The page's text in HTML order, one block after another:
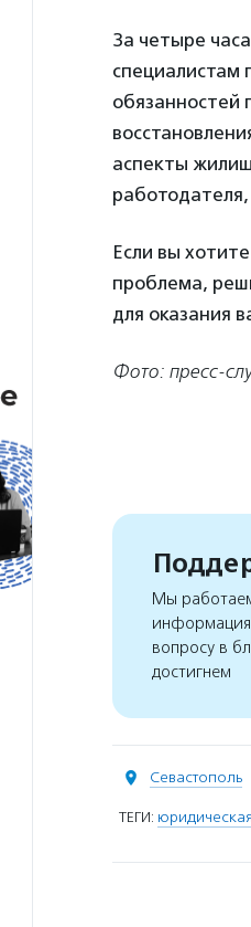
За четыре
специалистам
обязанностей
аспекты
Если вы
проблема,
для оказания
Фото: пресс-
Мы
вопросу в
достигнем
Севастополь
ТЕГИ: